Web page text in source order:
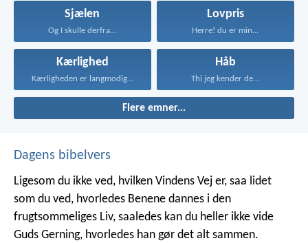
Sjælen
Og I skulle derfra...
Lovpris
Herre! du er min...
Kærlighed
Kærligheden er langmodig, er...
Håb
Thi jeg kender de...
Flere emner...
Dagens bibelvers
Ligesom du ikke ved, hvilken Vindens Vej er, saa lidet
som du ved, hvorledes Benene dannes i den
frugtsommeliges Liv, saaledes kan du heller ikke vide
Guds Gerning, hvorledes han gør det alt sammen.